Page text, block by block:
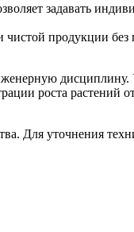
задавать
продукции
дисциплину.
роста растений
Для уточнения